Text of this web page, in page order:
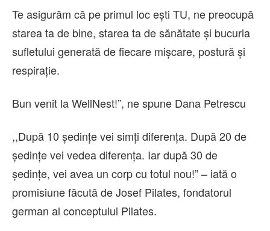
Te asigurăm că pe primul loc ești TU, ne preocupă
starea ta de bine, starea ta de sănătate și bucuria
sufletului generată de fiecare mișcare, postură și
respirație.
Bun venit la WellNest!”, ne spune Dana Petrescu
,,După 10 ședințe vei simți diferența. După 20 de
ședințe vei vedea diferența. Iar după 30 de
ședințe, vei avea un corp cu totul nou!” – iată o
promisiune făcută de Josef Pilates, fondatorul
german al conceptului Pilates.